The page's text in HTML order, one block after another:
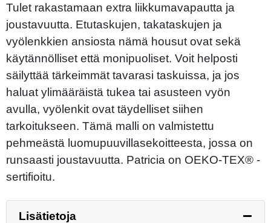
Tulet rakastamaan extra liikkumavapautta ja
joustavuutta. Etutaskujen, takataskujen ja
vyölenkkien ansiosta nämä housut ovat sekä
käytännölliset että monipuoliset. Voit helposti
säilyttää tärkeimmät tavarasi taskuissa, ja jos
haluat ylimääräistä tukea tai asusteen vyön
avulla, vyölenkit ovat täydelliset siihen
tarkoitukseen. Tämä malli on valmistettu
pehmeästä luomupuuvillasekoitteesta, jossa on
runsaasti joustavuutta. Patricia on OEKO-TEX® -
sertifioitu.
Lisätietoja